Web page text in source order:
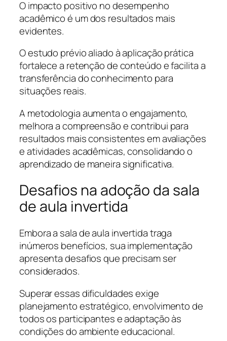
O impacto positivo no desempenho
acadêmico é um dos resultados mais
evidentes.
O estudo prévio aliado à aplicação prática
fortalece a retenção de conteúdo e facilita a
transferência do conhecimento para
situações reais.
A metodologia aumenta o engajamento,
melhora a compreensão e contribui para
resultados mais consistentes em avaliações
e atividades acadêmicas, consolidando o
aprendizado de maneira significativa.
Desafios na adoção da sala
de aula invertida
Embora a sala de aula invertida traga
inúmeros benefícios, sua implementação
apresenta desafios que precisam ser
considerados.
Superar essas dificuldades exige
planejamento estratégico, envolvimento de
todos os participantes e adaptação às
condições do ambiente educacional.